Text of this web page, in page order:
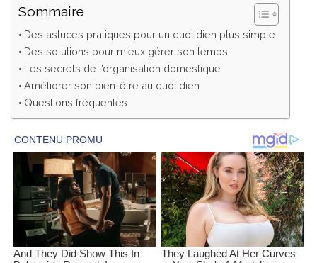
Sommaire
Des astuces pratiques pour un quotidien plus simple
Des solutions pour mieux gérer son temps
Les secrets de l’organisation domestique
Améliorer son bien-être au quotidien
Questions fréquentes